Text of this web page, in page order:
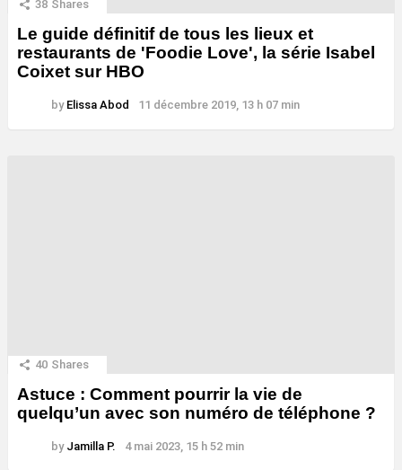
38 Shares
Le guide définitif de tous les lieux et
restaurants de 'Foodie Love', la série Isabel
Coixet sur HBO
by Elissa Abod 11 décembre 2019, 13 h 07 min
40 Shares
Astuce : Comment pourrir la vie de
quelqu’un avec son numéro de téléphone ?
by Jamilla P. 4 mai 2023, 15 h 52 min